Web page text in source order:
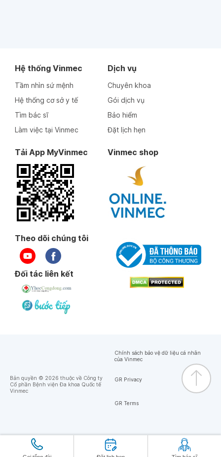
Hệ thống Vinmec
Tầm nhìn sứ mệnh
Hệ thống cơ sở y tế
Tìm bác sĩ
Làm việc tại Vinmec
Dịch vụ
Chuyên khoa
Gói dịch vụ
Bảo hiểm
Đặt lịch hẹn
Tải App MyVinmec Vinmec shop
Theo dõi chúng tôi
Đối tác liên kết
Bản quyền © 2026 thuộc về Công ty
Cổ phần Bệnh viện Đa khoa Quốc tế
Vinmec
Chính sách bảo vệ dữ liệu cá nhân
của Vinmec
GR Privacy
GR Terms